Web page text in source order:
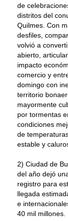
de
distritos del
Quilmes. Con
desfiles,
volvió a
abierto,
impacto
comercio y
domingo con
territorio
mayormente
por tormentas
condiciones
de
estable y
2) Ciudad de
del año dejó
registro para
llegada
e
40 mil